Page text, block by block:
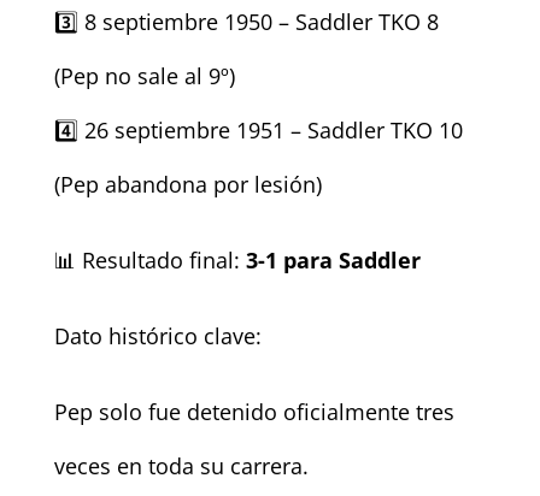
3️⃣ 8 septiembre 1950 – Saddler TKO 8
(Pep no sale al 9º)
4️⃣ 26 septiembre 1951 – Saddler TKO 10
(Pep abandona por lesión)
📊 Resultado final: 3-1 para Saddler
Dato histórico clave:
Pep solo fue detenido oficialmente tres
veces en toda su carrera.